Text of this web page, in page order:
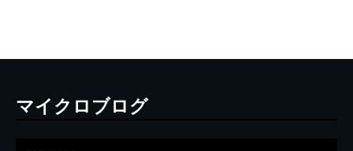
マイクロブログ